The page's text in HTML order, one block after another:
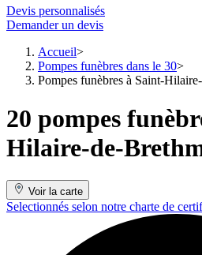
Devis personnalisés
Demander un devis
Accueil
Pompes funèbres dans le 30
Pompes funèbres à Saint-
20 pompes
Hilaire-de-
Voir la carte
Selectionnés selon notre charte de